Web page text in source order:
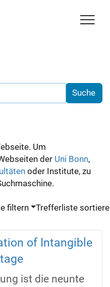
Um
der Uni Bonn,
oder Institute, zu
filtern Trefferliste
of Intangible
ist die neunte